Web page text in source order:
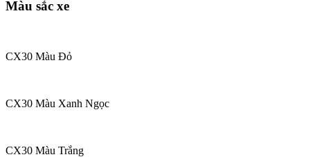
Màu sắc xe
CX30 Màu Đỏ
CX30 Màu Xanh Ngọc
CX30 Màu Trắng